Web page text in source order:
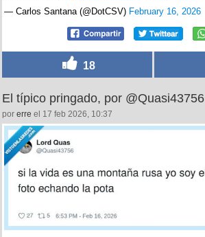
— Carlos Santana (@DotCSV) February 16, 2026
18
El típico pringado, por @Quasi43756
por erre el 17 feb 2026, 10:37